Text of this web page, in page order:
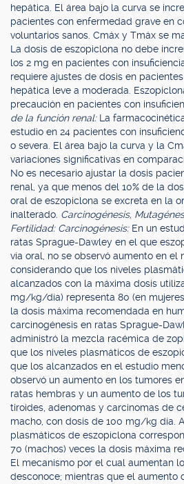
hepática. El área bajo la curva se
pacientes con enfermedad grave en
voluntarios sanos. Cmáx y Tmáx se
La dosis de eszopiclona no debe
los 2 mg en pacientes con
requiere ajustes de dosis en
hepática leve a moderada.
precaución en pacientes con
de la función renal: La
estudio en 24 pacientes con
o severa. El área bajo la curva y la
variaciones significativas en
No es necesario ajustar la dosis
renal, ya que menos del 10% de la
oral de eszopiclona se excreta en la
inalterado. Carcinogénesis,
Fertilidad: Carcinogénesis: En un
ratas Sprague-Dawley en el que
vía oral, no se observó aumento en el
considerando que los niveles
alcanzados con la máxima dosis
mg/kg/día) representa 80 (en
la dosis máxima recomendada en
carcinogénesis en ratas Sprague-
administró la mezcla racémica de
que los niveles plasmáticos de
que los alcanzados en el estudio
observó un aumento en los tumores
ratas hembras y un aumento de los
tiroides, adenomas y carcinomas de
macho, con dosis de 100 mg/kg día.
plasmáticos de eszopiclona
70 (machos) veces la dosis máxima
El mecanismo por el cual aumentan
desconoce; mientras que el aumento